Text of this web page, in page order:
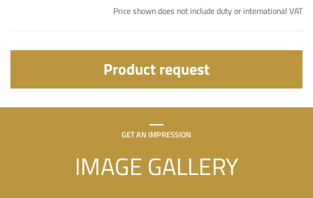
Price shown does not include duty or international VAT
Product request
GET AN IMPRESSION
IMAGE GALLERY